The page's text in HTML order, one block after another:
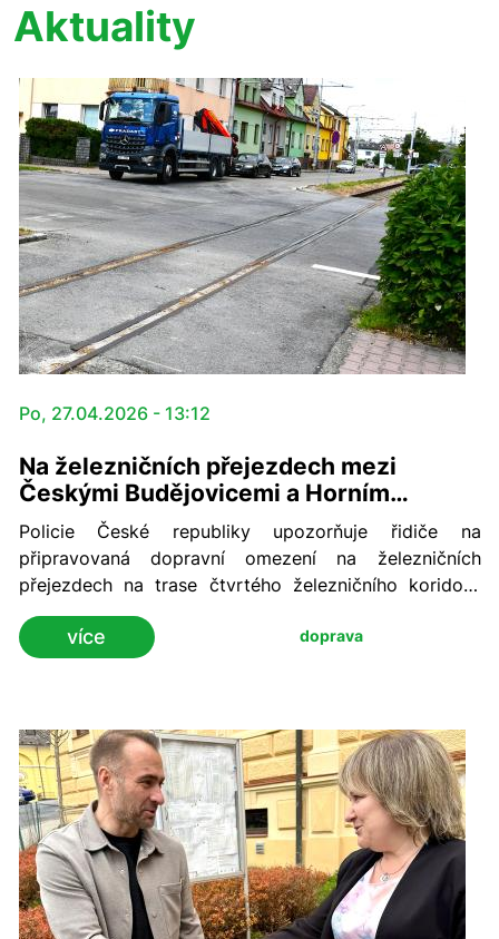
Aktuality
Po, 27.04.2026 - 13:12
Na železničních přejezdech mezi
Českými Budějovicemi a Horním
Dvořištěm začnou uzavírky
Policie České republiky upozorňuje řidiče na
připravovaná dopravní omezení na železničních
přejezdech na trase čtvrtého železničního koridoru
České Budějovice – Horní Dvořiště. Uzavírky budou
probíhat v průběhu května a června letošního roku
vždy po dobu jednoho až několika dnů, a to včetně
už 5. května. Naopak jako poslední skončí uzavírky v
oblasti Rybníka, kde potrvají až do 10. června 2026.
více doprava